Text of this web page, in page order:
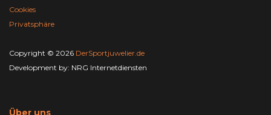
Cookies
Privatsphäre
Copyright © 2026 DerSportjuwelier.de
Development by: NRG Internetdiensten
Über uns